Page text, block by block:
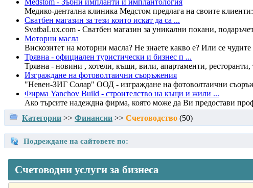
Медико-дентална клиника Медстом предлага на своите
Сватбен магазин за тези които искат да са ...
SvatbaLux.com - Сватбен магазин за уникални покани,
Моторни масла
Вискозитет на моторни масла? Не знаете какво е? Или се
Трявна - официален туристически и бизнес п ...
Трявна - новини , хотели, къщи, вили, апартаменти,
Изграждане на фотоволтаични съоръжения
"Невен-ЗИГ Солар" ООД - изграждане на фотоволтаични
Фирма Yanchov Build - строителство на къщи и жили ...
Ако търсите надеждна фирма, която може да Ви предостави
Категории >> Финансии >> Счетоводство (50)
Подреждане на сайтовете по:
Счетоводни услуги за бизнеса